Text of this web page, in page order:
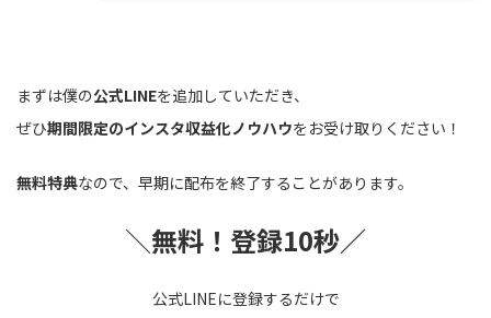
まずは僕の公式LINEを追加していただき、
ぜひ期間限定のインスタ収益化ノウハウをお受け取りください！
無料特典なので、早期に配布を終了することがあります。
＼無料！登録10秒／
公式LINEに登録するだけで